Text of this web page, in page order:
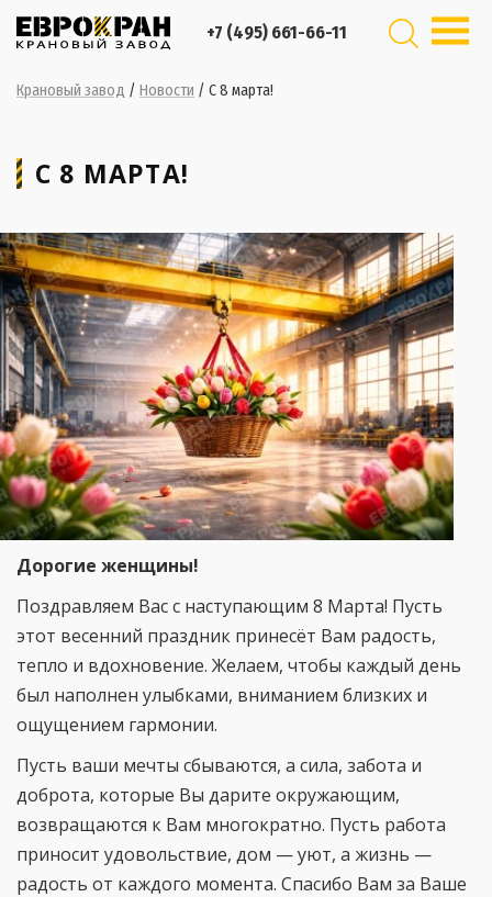
+7 (495) 661-66-11
Крановый завод / Новости / С 8 марта!
С 8 МАРТА!
Дорогие женщины!
Поздравляем Вас с наступающим 8 Марта! Пусть
этот весенний праздник принесёт Вам радость,
тепло и вдохновение. Желаем, чтобы каждый день
был наполнен улыбками, вниманием близких и
ощущением гармонии.
Пусть ваши мечты сбываются, а сила, забота и
доброта, которые Вы дарите окружающим,
возвращаются к Вам многократно. Пусть работа
приносит удовольствие, дом — уют, а жизнь —
радость от каждого момента. Спасибо Вам за Ваше